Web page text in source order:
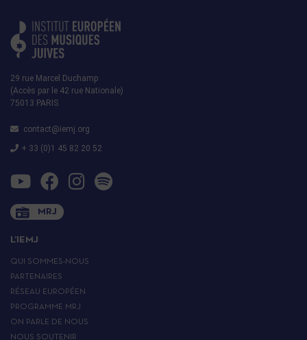
29 rue Marcel Duchamp
(Accès par le 42 rue Nationale)
75013 PARIS
contact@iemj.org
+ 33 (0)1 45 82 20 52
MRJ
L’IEMJ
QUI SOMMES-NOUS
PARTENAIRES
RÉSEAU EUROPÉEN
PROGRAMME MRJ
ON PARLE DE NOUS
NOUS SOUTENIR